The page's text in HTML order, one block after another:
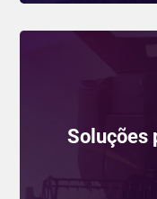
Soluções